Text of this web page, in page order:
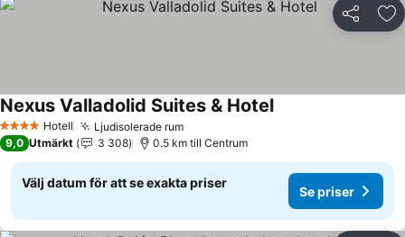
Dela
4 StjärnorHotell Ljudisolerade rum
Nexus Valladolid Suites & Hotel
9,0 Utmärkt 3 308 0.5 km till Centrum
Välj datum för att se exakta priser
Se priser